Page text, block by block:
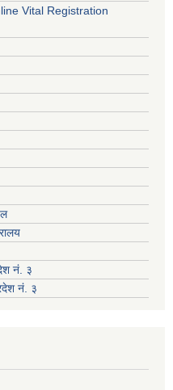
Vital Registration
नं. ३
नं. ३